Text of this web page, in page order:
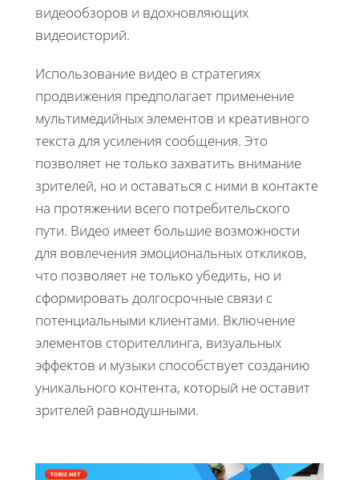
видеообзоров и вдохновляющих
видеоисторий.
Использование видео в стратегиях
продвижения предполагает применение
мультимедийных элементов и креативного
текста для усиления сообщения. Это
позволяет не только захватить внимание
зрителей, но и оставаться с ними в контакте
на протяжении всего потребительского
пути. Видео имеет большие возможности
для вовлечения эмоциональных откликов,
что позволяет не только убедить, но и
сформировать долгосрочные связи с
потенциальными клиентами. Включение
элементов сторителлинга, визуальных
эффектов и музыки способствует созданию
уникального контента, который не оставит
зрителей равнодушными.